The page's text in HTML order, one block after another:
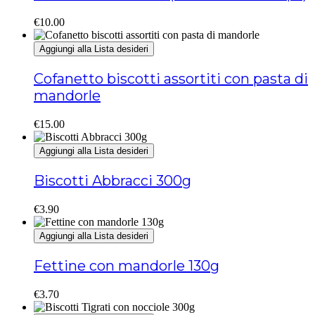
€10.00
Aggiungi alla Lista desideri
Cofanetto biscotti assortiti con pasta di
mandorle
€15.00
Aggiungi alla Lista desideri
Biscotti Abbracci 300g
€3.90
Aggiungi alla Lista desideri
Fettine con mandorle 130g
€3.70